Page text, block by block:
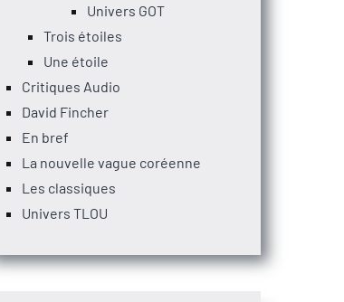
Univers GOT
Trois étoiles
Une étoile
Critiques Audio
David Fincher
En bref
La nouvelle vague coréenne
Les classiques
Univers TLOU